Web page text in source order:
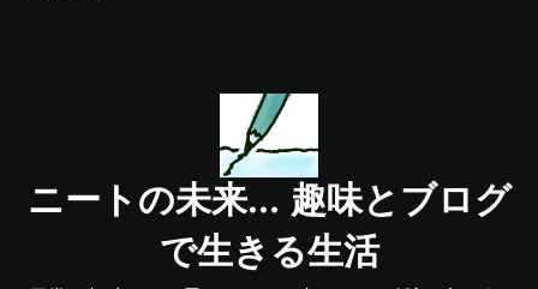
ニートの未来… 趣味とブログ
で生きる生活